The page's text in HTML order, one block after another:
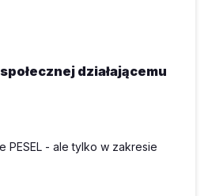
działającemu
PESEL - ale tylko w zakresie